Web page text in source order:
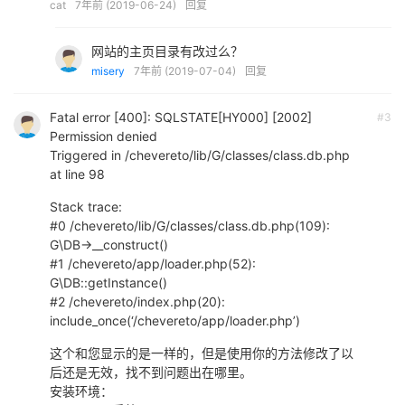
cat 7年前 (2019-06-24) 回复
网站的主页目录有改过么？
misery 7年前 (2019-07-04) 回复
#3
Fatal error [400]: SQLSTATE[HY000] [2002]
Permission denied
Triggered in /chevereto/lib/G/classes/class.db.php
at line 98
Stack trace:
#0 /chevereto/lib/G/classes/class.db.php(109):
G\DB->__construct()
#1 /chevereto/app/loader.php(52):
G\DB::getInstance()
#2 /chevereto/index.php(20):
include_once(‘/chevereto/app/loader.php’)
这个和您显示的是一样的，但是使用你的方法修改了以
后还是无效，找不到问题出在哪里。
安装环境：